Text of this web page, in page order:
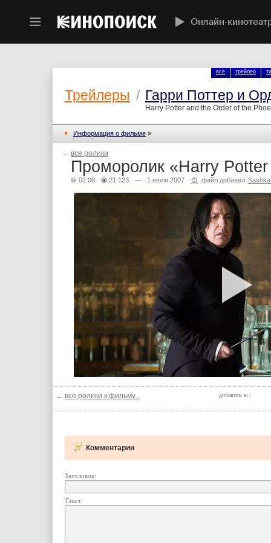
Онлайн-
все трейлер
Трейлеры / Гарри Поттер и
Harry Potter and the Order of the
Информация о фильме »
← все ролики
Проморолик «Harry
02:06 21 123 — 1 июля 2007 файл добавил
← все ролики к фильму... добавить в:
Комментарии
Заголовок:
Текст: